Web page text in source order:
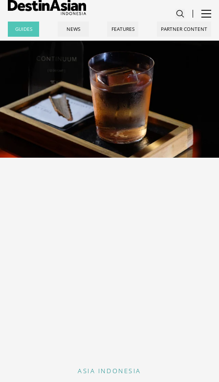
GUIDES NEWS FEATURES PARTNER CONTENT
ASIA INDONESIA